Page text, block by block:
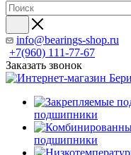
info@bearings-shop.ru
+7(960) 111-77-67
Заказать звонок
подшипники
подшипники